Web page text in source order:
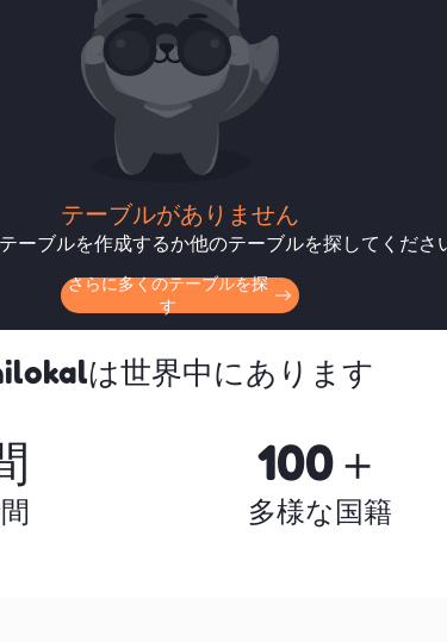
テーブルがありません
ーブルを作成するか他のテーブルを探してくださ
さらに多くのテーブルを探
す
は世界中にあります
100＋
多様な国籍